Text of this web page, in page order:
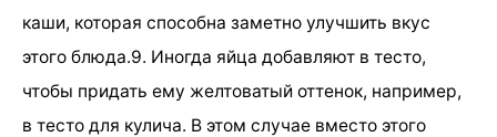
каши, которая способна заметно улучшить вкус
этого блюда.9. Иногда яйца добавляют в тесто,
чтобы придать ему желтоватый оттенок, например,
в тесто для кулича. В этом случае вместо этого